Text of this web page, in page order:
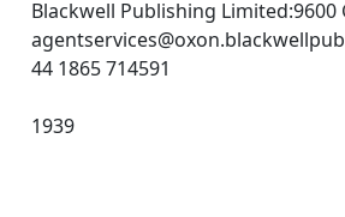
Blackwell Publishing Limited:9600